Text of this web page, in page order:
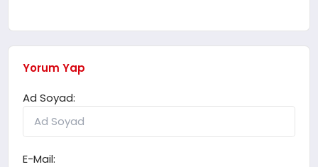
Yorum Yap
Ad Soyad:
E-Mail: